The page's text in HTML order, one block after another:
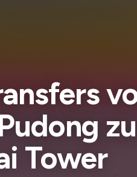
zu
Tower